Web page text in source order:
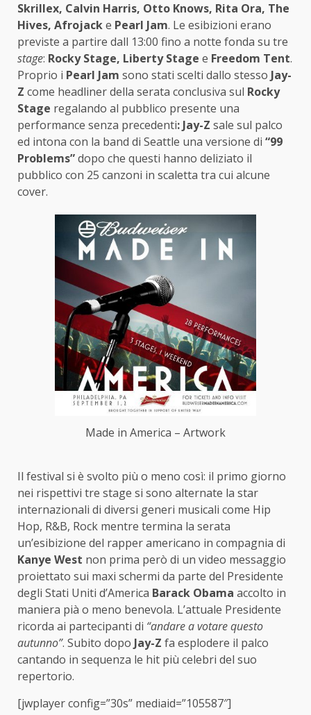
Skrillex, Calvin Harris, Otto Knows, Rita Ora, The
Hives, Afrojacke Pearl Jam. Le esibizioni erano
previste a partire dall 13:00 fino a notte fonda su tre
stage: Rocky Stage, Liberty Stage e Freedom Tent.
Proprio i Pearl Jam sono stati scelti dallo stesso Jay-
Z come headliner della serata conclusiva sul Rocky
Stage regalando al pubblico presente una
performance senza precedenti: Jay-Z sale sul palco
ed intona con la band di Seattle una versione di “99
Problems”dopo che questi hanno deliziato il
pubblico con 25 canzoni in scaletta tra cui alcune
cover.
Made in America – Artwork
Il festival si è svolto più o meno così: il primo giorno
nei rispettivi tre stage si sono alternate la star
internazionali di diversi generi musicali come Hip
Hop, R&B, Rock mentre termina la serata
un’esibizione del rapper americano in compagnia di
Kanye West non prima però di un video messaggio
proiettato sui maxi schermi da parte del Presidente
degli Stati Uniti d’America Barack Obama accolto in
maniera pià o meno benevola. L’attuale Presidente
ricorda ai partecipanti di “andare a votare questo
autunno”. Subito dopo Jay-Z fa esplodere il palco
cantando in sequenza le hit più celebri del suo
repertorio.
[jwplayer config=”30s” mediaid=”105587″]